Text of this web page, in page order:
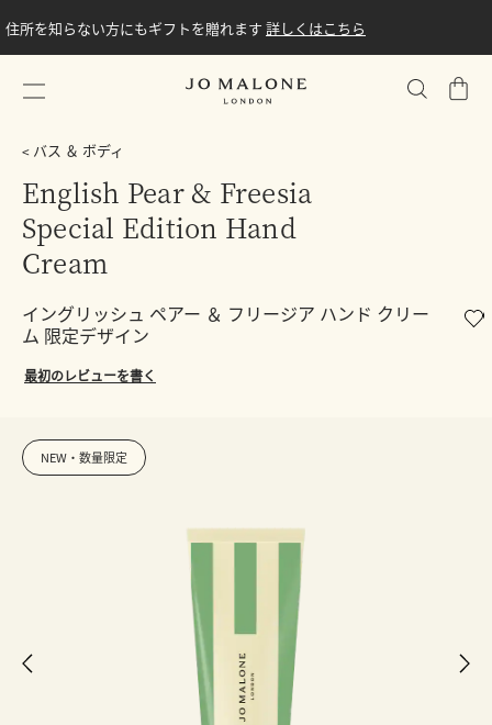
住所を知らない方にもギフトを贈れます 詳しくはこちら
シ
バス ＆ ボディ
English Pear & Freesia
Special Edition Hand
Cream
イングリッシュ ペアー ＆ フリージア ハンド クリー
ム 限定デザイン
最初のレビューを書く
NEW・数量限定